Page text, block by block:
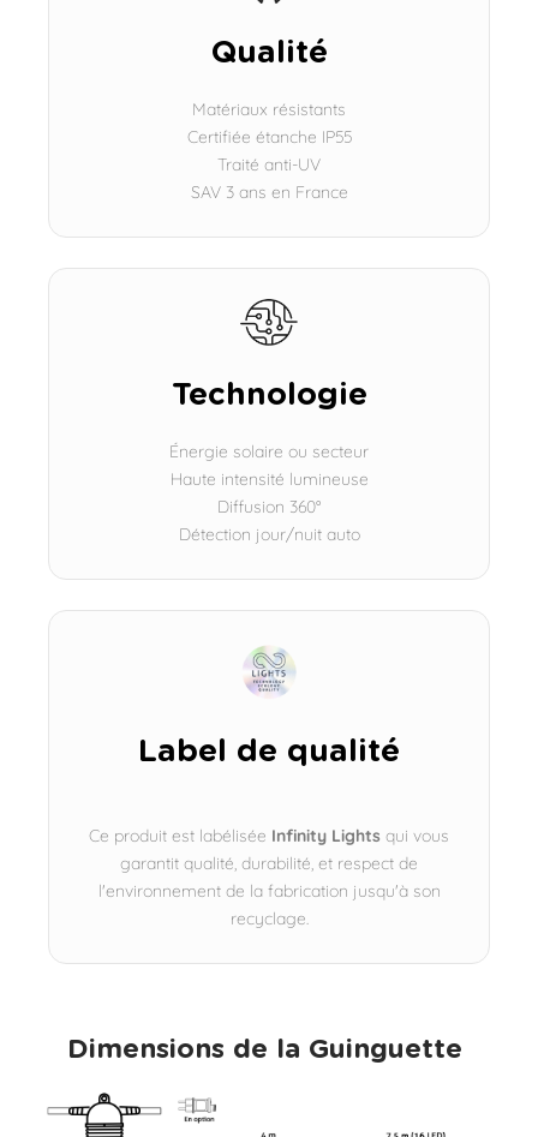
Qualité
Matériaux résistants
Certifiée étanche IP55
Traité anti-UV
SAV 3 ans en France
Technologie
Énergie solaire ou secteur
Haute intensité lumineuse
Diffusion 360°
Détection jour/nuit auto
Label de qualité
Ce produit est labélisée Infinity Lights qui vous
garantit qualité, durabilité, et respect de
l'environnement de la fabrication jusqu'à son
recyclage.
Dimensions de la Guinguette ​